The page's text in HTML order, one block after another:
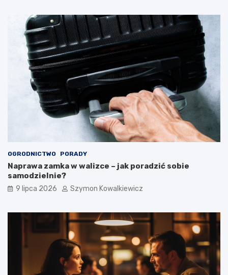
OGRODNICTWO PORADY
Naprawa zamka w walizce – jak poradzić sobie
samodzielnie?
9 lipca 2026 Szymon Kowalkiewicz